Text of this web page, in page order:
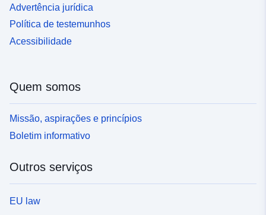
Advertência jurídica
Política de testemunhos
Acessibilidade
Quem somos
Missão, aspirações e princípios
Boletim informativo
Outros serviços
EU law